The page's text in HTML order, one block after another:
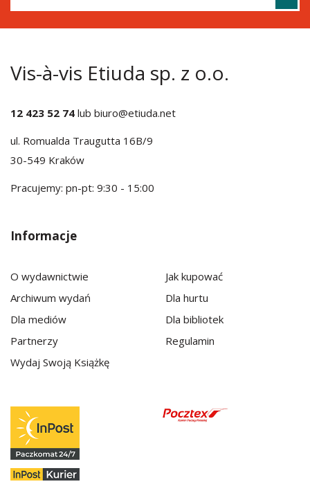
Vis-à-vis Etiuda sp. z o.o.
12 423 52 74 lub biuro@etiuda.net
ul. Romualda Traugutta 16B/9
30-549 Kraków
Pracujemy: pn-pt: 9:30 - 15:00
Informacje
O wydawnictwie
Archiwum wydań
Dla mediów
Partnerzy
Wydaj Swoją Książkę
Jak kupować
Dla hurtu
Dla bibliotek
Regulamin